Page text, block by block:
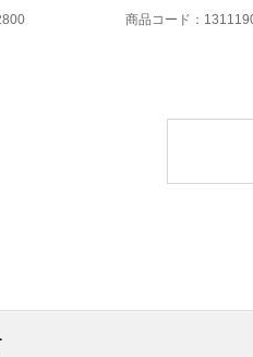
商品コード：